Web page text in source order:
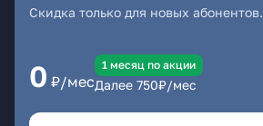
Скидка только для новых абонентов.
0 ₽/мес
1 месяц по акции
Далее 750₽/мес